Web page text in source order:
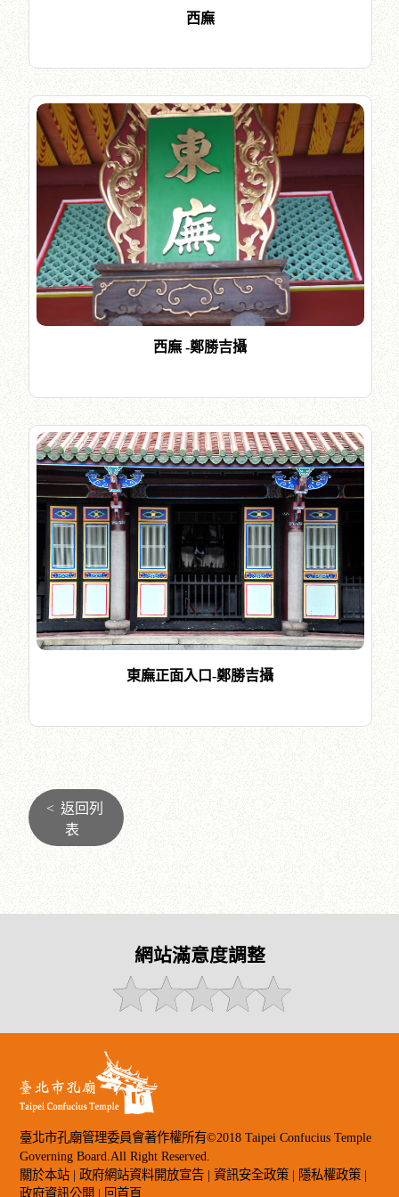
西廡
西廡 -鄭勝吉攝
東廡正面入口-鄭勝吉攝
< 返回列
表
網站滿意度調整
臺北市孔廟管理委員會著作權所有©2018 Taipei Confucius Temple
Governing Board.All Right Reserved.
關於本站 | 政府網站資料開放宣告 |資訊安全政策 | 隱私權政策 |
政府資訊公開 | 回首頁